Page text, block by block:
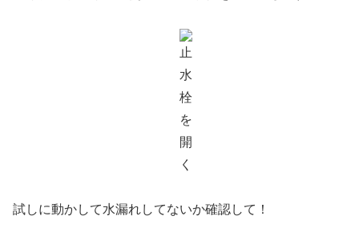
試しに動かして水漏れしてないか確認して！